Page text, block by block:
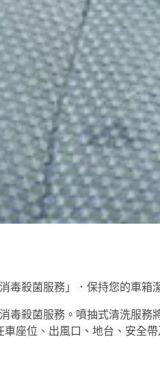
毒殺菌服務」．保持您的車箱
毒殺菌服務。噴抽式清洗服
座位、出風口、地台、安全